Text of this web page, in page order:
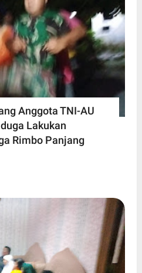
Anggota TNI-AU
Lakukan
Rimbo Panjang